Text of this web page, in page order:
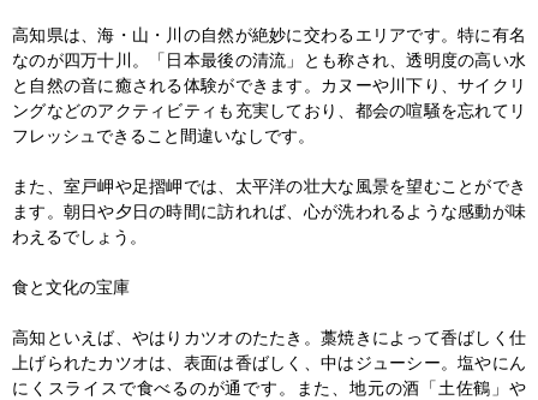
高知県は、海・山・川の自然が絶妙に交わるエリアです。特に有名
なのが四万十川。「日本最後の清流」とも称され、透明度の高い水
と自然の音に癒される体験ができます。カヌーや川下り、サイクリ
ングなどのアクティビティも充実しており、都会の喧騒を忘れてリ
フレッシュできること間違いなしです。
また、室戸岬や足摺岬では、太平洋の壮大な風景を望むことができ
ます。朝日や夕日の時間に訪れれば、心が洗われるような感動が味
わえるでしょう。
食と文化の宝庫
高知といえば、やはりカツオのたたき。藁焼きによって香ばしく仕
上げられたカツオは、表面は香ばしく、中はジューシー。塩やにん
にくスライスで食べるのが通です。また、地元の酒「土佐鶴」や